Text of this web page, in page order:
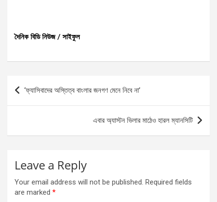
দৈনিক বিডি নিউজ / সাইফুল
Post
navigation
‘ফ্যাসিবাদের অস্তিত্ব বাংলার জনগণ মেনে নিবে না’
এবার অ্যাস্টন ভিলার মাঠেও হারল ম্যানসিটি
Leave a Reply
Your email address will not be published. Required fields
are marked *